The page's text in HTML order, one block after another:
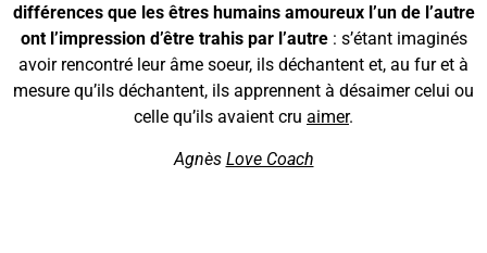
différences que les êtres humains amoureux l’un de l’autre
ont l’impression d’être trahis par l’autre: s’étant imaginés
avoir rencontré leur âme soeur, ils déchantent et, au fur et à
mesure qu’ils déchantent, ils apprennent à désaimer celui ou
celle qu’ils avaient cru aimer.
Agnès Love Coach